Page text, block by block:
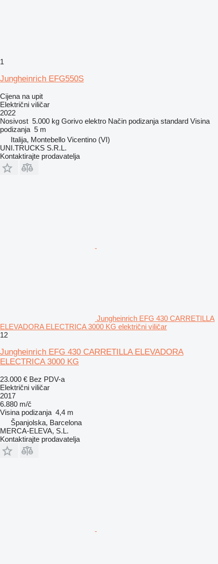
1
Jungheinrich EFG550S
Cijena na upit
Električni viličar
2022
Nosivost 5.000 kg Gorivo elektro Način podizanja standard Visina
podizanja 5 m
Italija, Montebello Vicentino (VI)
UNI.TRUCKS S.R.L.
Kontaktirajte prodavatelja
Jungheinrich EFG 430 CARRETILLA
ELEVADORA ELECTRICA 3000 KG električni viličar
12
Jungheinrich EFG 430 CARRETILLA ELEVADORA
ELECTRICA 3000 KG
23.000 € Bez PDV-a
Električni viličar
2017
6.880 m/č
Visina podizanja 4,4 m
Španjolska, Barcelona
MERCA-ELEVA, S.L.
Kontaktirajte prodavatelja